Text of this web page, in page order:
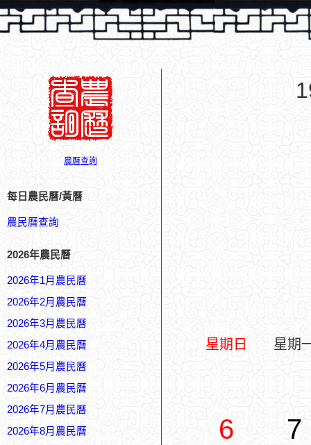
農曆查詢
每日農民曆/黃曆
農民曆查詢
2026年農民曆
2026年1月農民曆
2026年2月農民曆
2026年3月農民曆
2026年4月農民曆
2026年5月農民曆
2026年6月農民曆
2026年7月農民曆
2026年8月農民曆
星期日 星期
6 7